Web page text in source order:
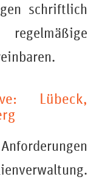
schriftlich
Lübeck,